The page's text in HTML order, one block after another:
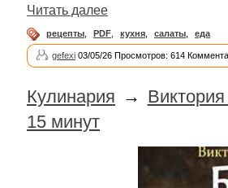
Читать далее
рецепты PDF кухня салаты еда
gefexi 03/05/26 Просмотров: 614
Кулинария →
15 минут